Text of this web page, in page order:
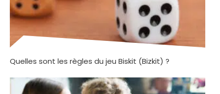
Quelles sont les règles du jeu Biskit (Bizkit) ?